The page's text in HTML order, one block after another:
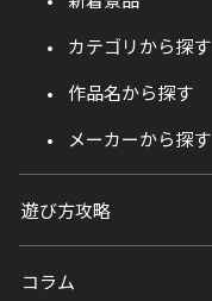
カテゴリから探す
作品名から探す
メーカーから探す
遊び方攻略
コラム